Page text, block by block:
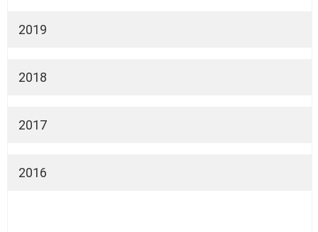
2019
2018
2017
2016